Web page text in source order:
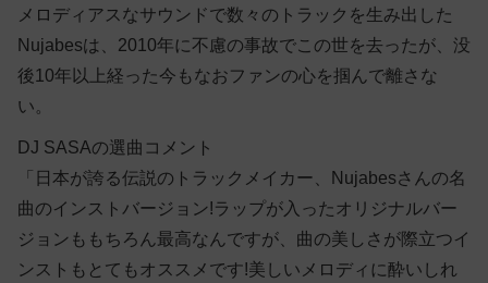
メロディアスなサウンドで数々のトラックを生み出した
Nujabesは、2010年に不慮の事故でこの世を去ったが、没
後10年以上経った今もなおファンの心を掴んで離さな
い。
DJ SASAの選曲コメント
「日本が誇る伝説のトラックメイカー、Nujabesさんの名
曲のインストバージョン!ラップが入ったオリジナルバー
ジョンももちろん最高なんですが、曲の美しさが際立つイ
ンストもとてもオススメです!美しいメロディに酔いしれ